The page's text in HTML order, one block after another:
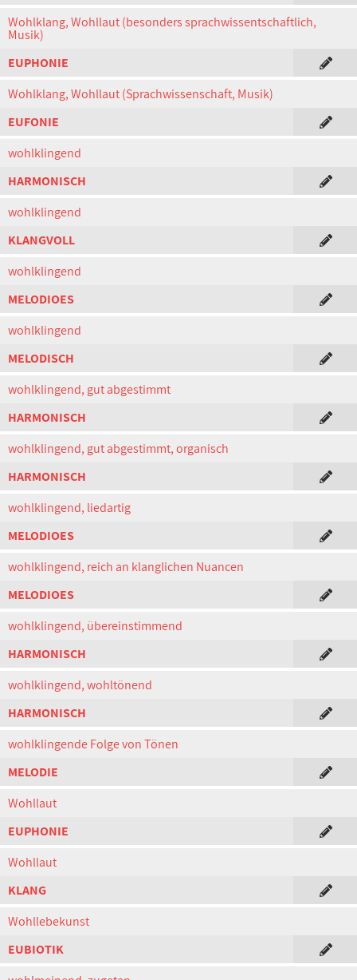
Wohlklang, Wohllaut (besonders sprachwissentschaftlich,
Musik)
EUPHONIE
Wohlklang, Wohllaut (Sprachwissenschaft, Musik)
EUFONIE
wohlklingend
HARMONISCH
wohlklingend
KLANGVOLL
wohlklingend
MELODIOES
wohlklingend
MELODISCH
wohlklingend, gut abgestimmt
HARMONISCH
wohlklingend, gut abgestimmt, organisch
HARMONISCH
wohlklingend, liedartig
MELODIOES
wohlklingend, reich an klanglichen Nuancen
MELODIOES
wohlklingend, übereinstimmend
HARMONISCH
wohlklingend, wohltönend
HARMONISCH
wohlklingende Folge von Tönen
MELODIE
Wohllaut
EUPHONIE
Wohllaut
KLANG
Wohllebekunst
EUBIOTIK